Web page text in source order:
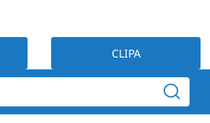
CLIPA
cookies